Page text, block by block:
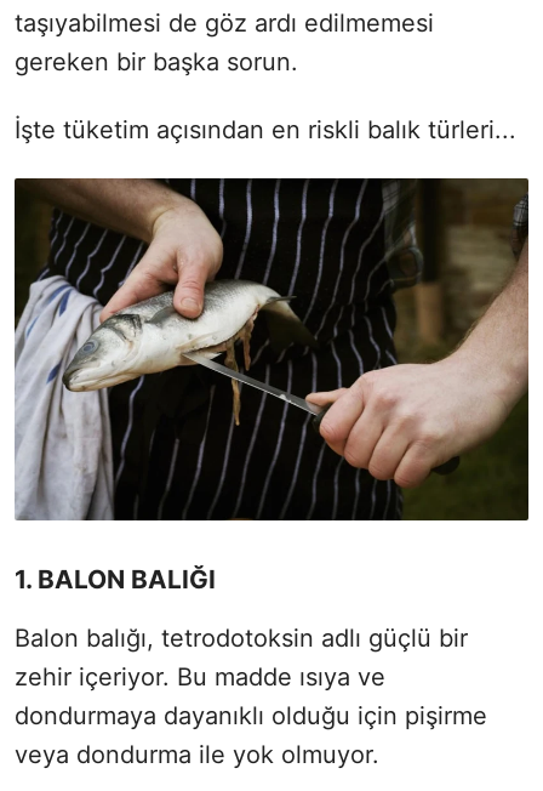
taşıyabilmesi de göz ardı edilmemesi
gereken bir başka sorun.
İşte tüketim açısından en riskli balık türleri...
1. BALON BALIĞI
Balon balığı, tetrodotoksin adlı güçlü bir
zehir içeriyor. Bu madde ısıya ve
dondurmaya dayanıklı olduğu için pişirme
veya dondurma ile yok olmuyor.